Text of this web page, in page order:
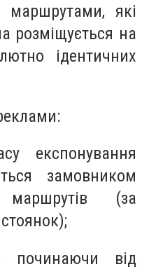
які
розміщується на
ідентичних
експонування
замовником
(за
починаючи від